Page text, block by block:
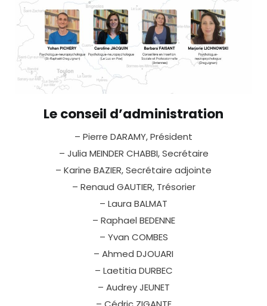
Le conseil d’administration
– Pierre DARAMY, Président
– Julia MEINDER CHABBI, Secrétaire
– Karine BAZIER, Secrétaire adjointe
– Renaud GAUTIER, Trésorier
– Laura BALMAT
– Raphael BEDENNE
– Yvan COMBES
– Ahmed DJOUARI
– Laetitia DURBEC
– Audrey JEUNET